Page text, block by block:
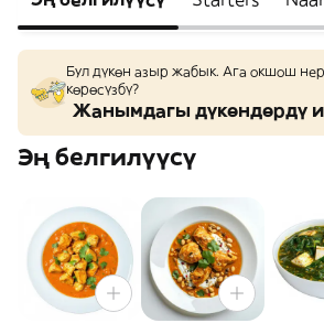
Бул дүкөн азыр жабык. Ага окшош
көрөсүзбү?
Жанымдагы дүкөндөрдү
Эң белгилүүсү